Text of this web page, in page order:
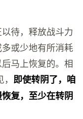
待，释放战斗力
或少地有所消耗
马上恢复的。相
即使转阴了，咱
复，至少在转阴